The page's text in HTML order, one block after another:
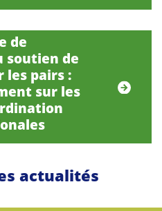
de
soutien de
les pairs :
sur les
actualités